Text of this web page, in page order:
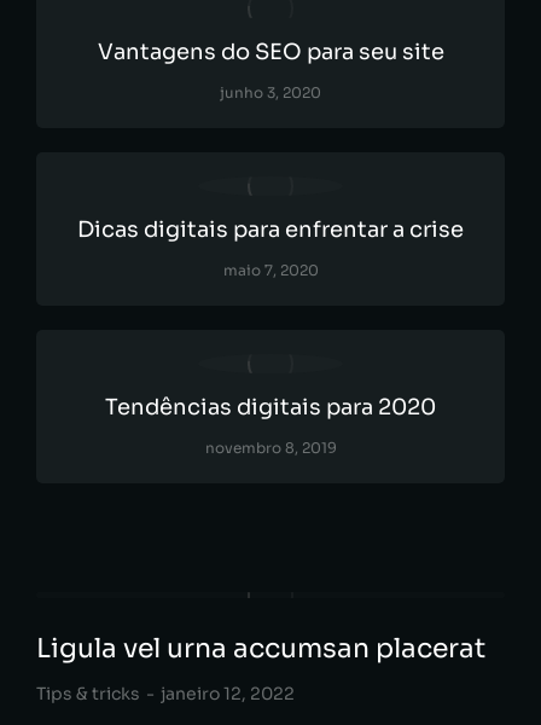
Vantagens do SEO para seu site
junho 3, 2020
Dicas digitais para enfrentar a crise
maio 7, 2020
Tendências digitais para 2020
novembro 8, 2019
Ligula vel urna accumsan placerat
Tips & tricks janeiro 12, 2022